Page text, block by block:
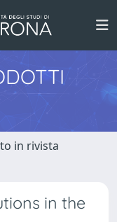
in rivista
in the